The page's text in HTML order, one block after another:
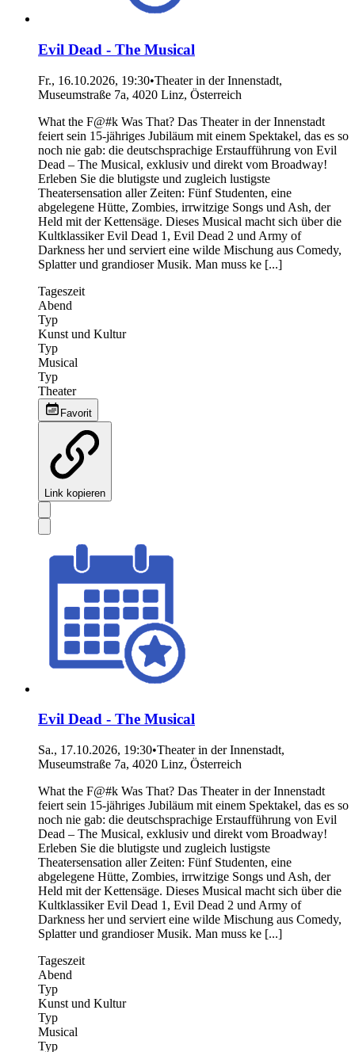
Evil Dead - The Musical
Fr., 16.10.2026, 19:30•Theater in der Innenstadt,
Museumstraße 7a, 4020 Linz, Österreich
What the F@#k Was That? Das Theater in der Innenstadt
feiert sein 15-jähriges Jubiläum mit einem Spektakel, das es so
noch nie gab: die deutschsprachige Erstaufführung von Evil
Dead – The Musical, exklusiv und direkt vom Broadway!
Erleben Sie die blutigste und zugleich lustigste
Theatersensation aller Zeiten: Fünf Studenten, eine
abgelegene Hütte, Zombies, irrwitzige Songs und Ash, der
Held mit der Kettensäge. Dieses Musical macht sich über die
Kultklassiker Evil Dead 1, Evil Dead 2 und Army of
Darkness her und serviert eine wilde Mischung aus Comedy,
Splatter und grandioser Musik. Man muss ke [...]
Tageszeit
Abend
Typ
Kunst und Kultur
Typ
Musical
Typ
Theater
Favorit
Link kopieren
Evil Dead - The Musical
Sa., 17.10.2026, 19:30•Theater in der Innenstadt,
Museumstraße 7a, 4020 Linz, Österreich
What the F@#k Was That? Das Theater in der Innenstadt
feiert sein 15-jähriges Jubiläum mit einem Spektakel, das es so
noch nie gab: die deutschsprachige Erstaufführung von Evil
Dead – The Musical, exklusiv und direkt vom Broadway!
Erleben Sie die blutigste und zugleich lustigste
Theatersensation aller Zeiten: Fünf Studenten, eine
abgelegene Hütte, Zombies, irrwitzige Songs und Ash, der
Held mit der Kettensäge. Dieses Musical macht sich über die
Kultklassiker Evil Dead 1, Evil Dead 2 und Army of
Darkness her und serviert eine wilde Mischung aus Comedy,
Splatter und grandioser Musik. Man muss ke [...]
Tageszeit
Abend
Typ
Kunst und Kultur
Typ
Musical
Typ